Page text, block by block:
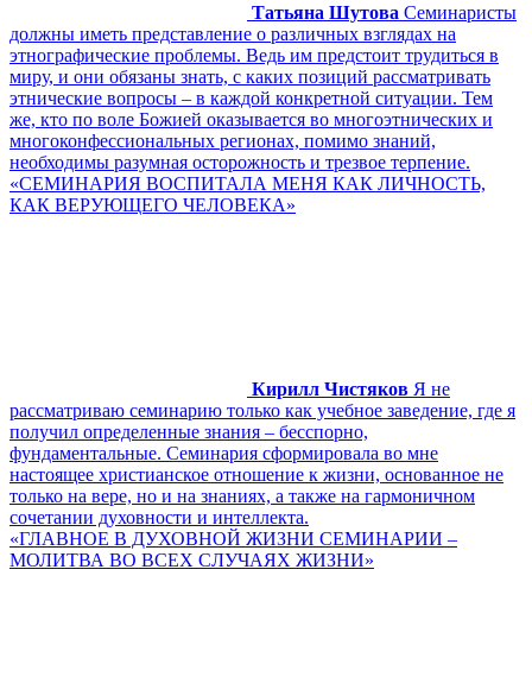
Татьяна Шутова Семинаристы
должны иметь представление о различных взглядах на
этнографические проблемы. Ведь им предстоит трудиться в
миру, и они обязаны знать, с каких позиций рассматривать
этнические вопросы – в каждой конкретной ситуации. Тем
же, кто по воле Божией оказывается во многоэтнических и
многоконфессиональных регионах, помимо знаний,
необходимы разумная осторожность и трезвое терпение.
«СЕМИНАРИЯ ВОСПИТАЛА МЕНЯ КАК ЛИЧНОСТЬ,
КАК ВЕРУЮЩЕГО ЧЕЛОВЕКА»
Кирилл Чистяков Я не
рассматриваю семинарию только как учебное заведение, где я
получил определенные знания – бесспорно,
фундаментальные. Семинария сформировала во мне
настоящее христианское отношение к жизни, основанное не
только на вере, но и на знаниях, а также на гармоничном
сочетании духовности и интеллекта.
«ГЛАВНОЕ В ДУХОВНОЙ ЖИЗНИ СЕМИНАРИИ –
МОЛИТВА ВО ВСЕХ СЛУЧАЯХ ЖИЗНИ»